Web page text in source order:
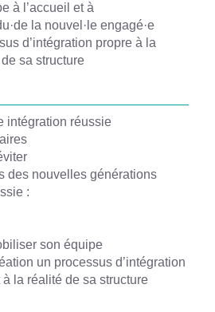
à l’accueil et à
la nouvel·le engagé·e
d’intégration propre à la
sa structure
intégration réussie
des nouvelles générations
:
son équipe
un processus d’intégration
la réalité de sa structure